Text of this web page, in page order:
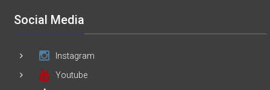
Social Media
Instagram
Youtube